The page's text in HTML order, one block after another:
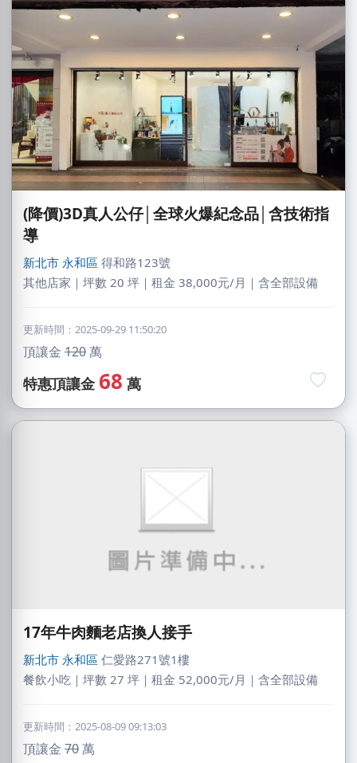
(降價)3D真人公仔│全球火爆紀念品│含技術指
導
新北市 永和區 得和路123號
其他店家｜坪數 20 坪｜租金 38,000元/月｜含全部設備
更新時間：2025-09-29 11:50:20
頂讓金 120萬
特惠頂讓金 68 萬
17年牛肉麵老店換人接手
新北市 永和區 仁愛路271號1樓
餐飲小吃｜坪數 27 坪｜租金 52,000元/月｜含全部設備
更新時間：2025-08-09 09:13:03
頂讓金 70萬